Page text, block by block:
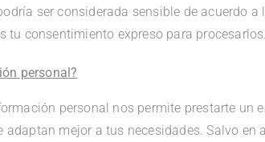
ser considerada sensible de acuerdo a
tu consentimiento expreso para procesarlos.
personal?
personal nos permite prestarte un
mejor a tus necesidades. Salvo en